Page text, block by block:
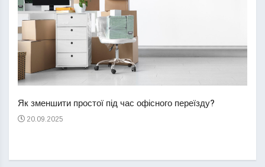
Як зменшити простої під час офісного переїзду?
20.09.2025